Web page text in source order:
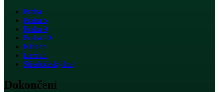
Praha
Praha 5
Praha 9
Praha 10
Kladno
Beroun
Středočeský kraj
Dokončení